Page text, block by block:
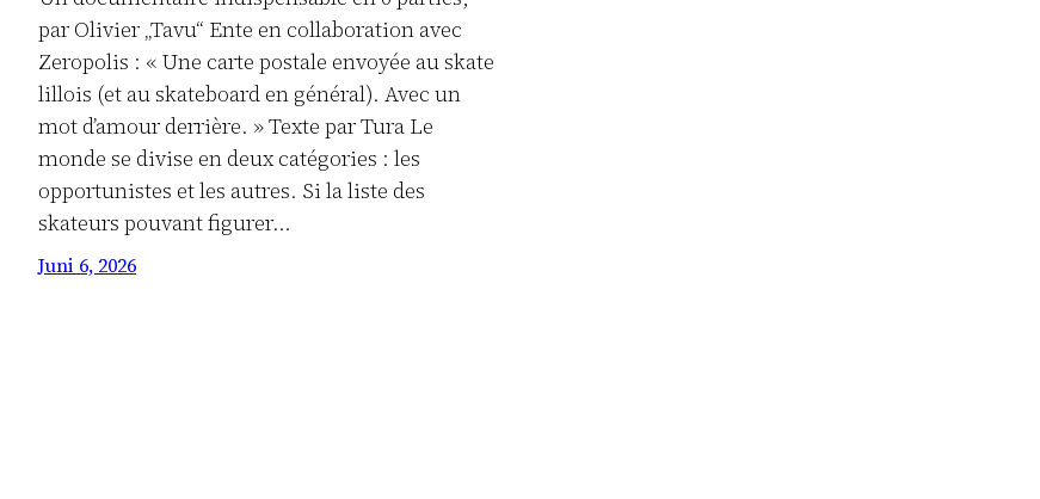
par Olivier „Tavu“ Ente en collaboration avec
Zeropolis : « Une carte postale envoyée au skate
lillois (et au skateboard en général). Avec un
mot d’amour derrière. » Texte par Tura Le
monde se divise en deux catégories : les
opportunistes et les autres. Si la liste des
skateurs pouvant figurer…
Juni 6, 2026